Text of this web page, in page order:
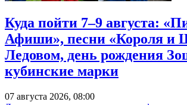
Куда пойти 7–9 августа:
Афиши», песни «Короля и
Ледовом, день рождения
кубинские марки
07 августа 2026, 08:00